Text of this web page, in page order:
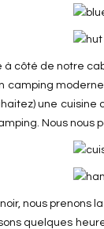
à côté de notre
camping
une
Nous nous
nous prenons
quelques